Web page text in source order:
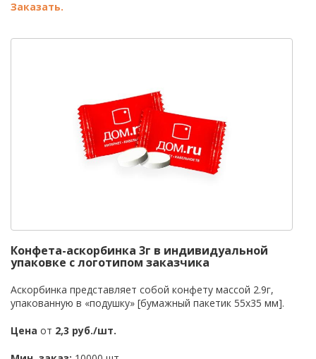
Заказать.
Конфета-аскорбинка 3г в индивидуальной
упаковке с логотипом заказчика
Аскорбинка представляет собой конфету массой 2.9г,
упакованную в «подушку» [бумажный пакетик 55х35 мм].
Цена от 2,3 руб./шт.